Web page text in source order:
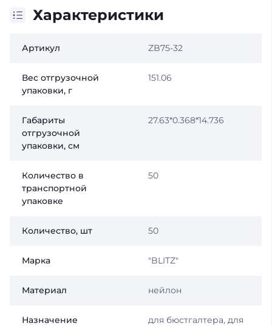
Характеристики
Артикул ZB75-32
Вес отгрузочной
упаковки, г
151.06
Габариты
отгрузочной
упаковки, см
27.63*0.368*14.736
Количество в
транспортной
упаковке
50
Количество, шт 50
Марка "BLITZ"
Материал нейлон
Назначение
для бюстгалтера, для